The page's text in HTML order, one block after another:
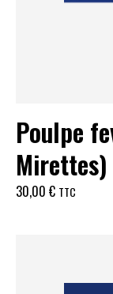
Poulpe
Mirettes)
30,00 € TTC